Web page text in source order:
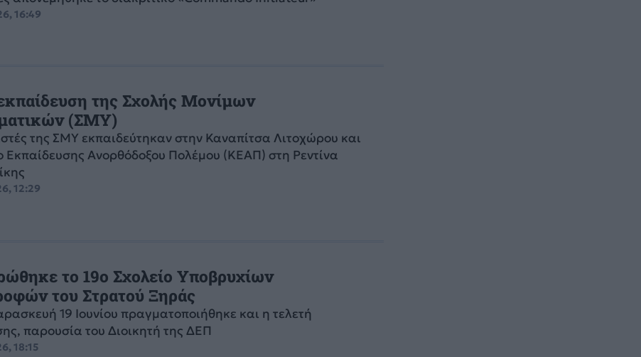
16:49
της Σχολής Μονίμων
(ΣΜΥ)
της ΣΜΥ εκπαιδεύτηκαν στην Καναπίτσα Λιτοχώρου και
Εκπαίδευσης Ανορθόδοξου Πολέμου (ΚΕΑΠ) στη Ρεντίνα
12:29
το 19ο Σχολείο Υποβρυχίων
του Στρατού Ξηράς
19 Ιουνίου πραγματοποιήθηκε και η τελετή
παρουσία του Διοικητή της ΔΕΠ
18:15